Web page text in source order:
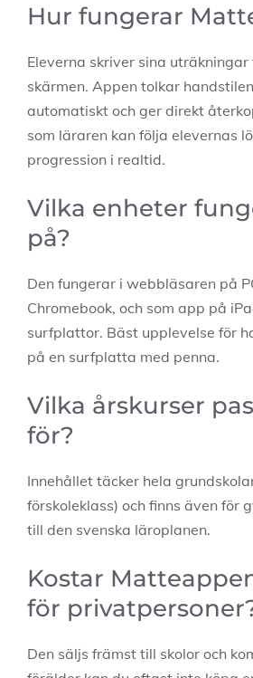
Hur fungerar
Eleverna skriver sina uträkningar
skärmen. Appen tolkar
automatiskt och ger direkt
som läraren kan följa elevernas
progression i realtid.
Vilka enheter
på?
Den fungerar i webbläsaren på
Chromebook, och som app på
surfplattor. Bäst upplevelse för
på en surfplatta med penna.
Vilka årskurser
för?
Innehållet täcker hela
förskoleklass) och finns även för
till den svenska läroplanen.
Kostar
för
Den säljs främst till skolor och